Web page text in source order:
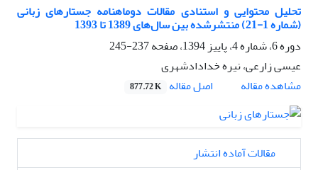
تحلیل محتوایی و استنادی مقالات دوماهنامه جستارهای زبانی
(شماره 1-21) منتشر‌شده بین سال‌های 1389 تا 1393
دوره 6، شماره 4، پاییز 1394، صفحه
237-245
عیسی زارعی، نیره خدادادشهری
مشاهده مقاله
اصل مقاله 877.72 K
مقالات آماده انتشار